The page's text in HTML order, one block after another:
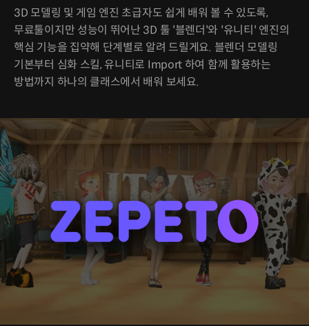
3D 모델링 및 게임 엔진 초급자도 쉽게 배워 볼 수 있도록,
무료툴이지만 성능이 뛰어난 3D 툴 '블렌더'와 '유니티' 엔진의
핵심 기능을 집약해 단계별로 알려 드릴게요. 블렌더 모델링
기본부터 심화 스킬, 유니티로 Import 하여 함께 활용하는
방법까지 하나의 클래스에서 배워 보세요.